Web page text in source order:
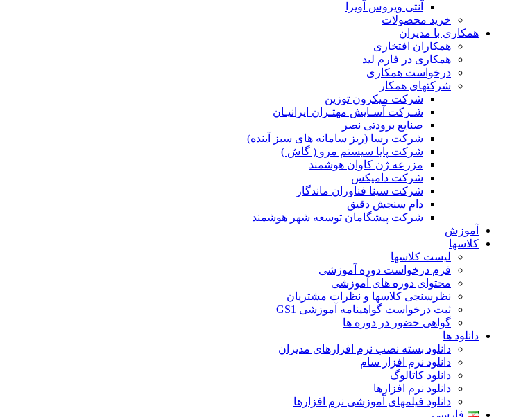
آنتی ویروس آویرا
خرید محصولات
همکاری با مدیران
همکاران افتخاری
همکاری در فارم لید
درخواست همکاری
شرکتهای همکار
شرکت میکرون توزین
شـرکت آسـایش مهتـران ایرانیـان
صنایع برودتی نصر
شرکت رسا (ریز سامانه های سبز آینده)
شرکت پایا سیستم مرو ( گاش )
مزرعه ژن کاوان هوشمند
شرکت دامیکس
شرکت سینا فناوران ماندگار
دام سنجش دقیق
شرکت پیشگامان توسعه شهر هوشمند
آموزش
کلاسها
لیست کلاسها
فرم درخواست دوره آموزشی
محتوای دوره های آموزشی
نظرسنجی کلاسها و نظرات مشتریان
ثبت درخواست گواهینامه آموزشی GS1
گواهی حضور در دوره ها
دانلود ها
دانلود بسته نصب نرم افزارهای مدیران
دانلود نرم افزار سام
دانلود کاتالوگ
دانلود نرم افزارها
دانلود فیلمهای آموزشی نرم افزارها
فارسی